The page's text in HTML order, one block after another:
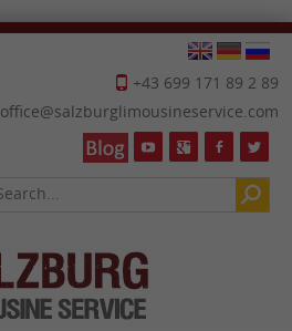
+43 699 171 89 2 89
office@salzburglimousineservice.com